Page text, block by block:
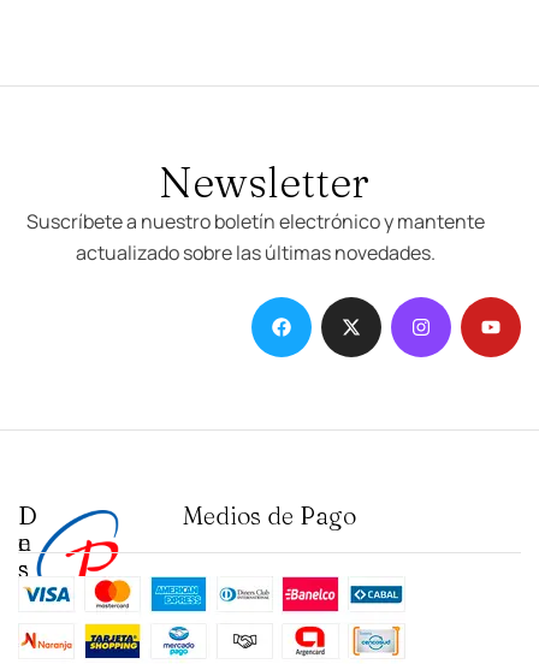
Newsletter
Suscríbete a nuestro boletín electrónico y mantente
actualizado sobre las últimas novedades.
D
e
s
t
a
c
I
n
s
t
i
t
Medios de Pago